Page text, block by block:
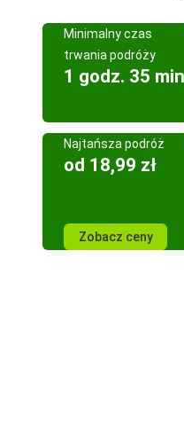
Minimalny czas
trwania podróży
1 godz. 35
Najtańsza podróż
od 18,99 zł
Zobacz ceny